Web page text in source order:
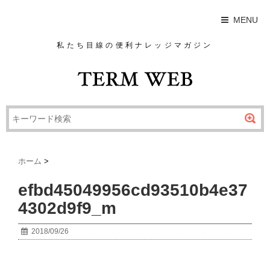
MENU
私たち目線の便利ナレッジマガジン
ホーム >
efbd45049956cd93510b4e37
4302d9f9_m
2018/09/26